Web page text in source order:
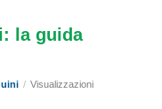
la guida
/ Visualizzazioni